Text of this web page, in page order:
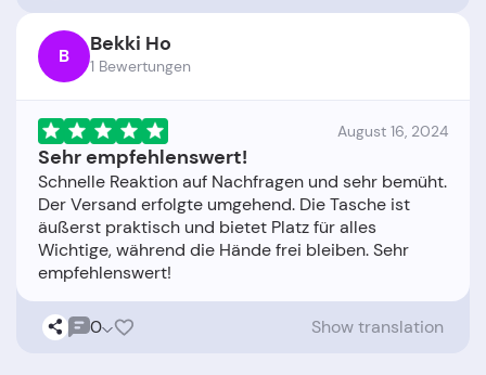
B Bekki Ho
1 Bewertungen
August 16, 2024
Sehr empfehlenswert!
Schnelle Reaktion auf Nachfragen und sehr bemüht.
Der Versand erfolgte umgehend. Die Tasche ist
äußerst praktisch und bietet Platz für alles
Wichtige, während die Hände frei bleiben. Sehr
0 Show translation